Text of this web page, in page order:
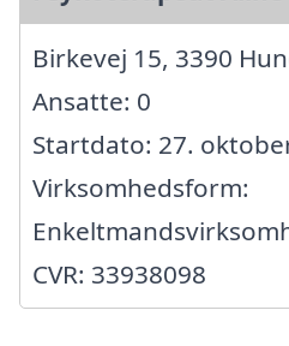
Birkevej 15, 3390
Ansatte: 0
Startdato: 27.
Virksomhedsform:
CVR: 33938098